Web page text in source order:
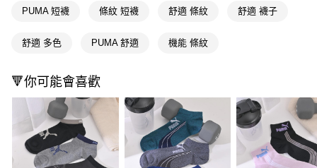
相關說明
便利好安心！
２．便利：只要手機號碼，簡訊認證，即可結帳。
３．安心：先確認商品／服務後，再付款。
【「AFTEE先享後付」結帳流程】
１．於結帳方式選擇「AFTEE先享後付」後，將跳轉至「AFTEE先享後付」
結帳頁面，進行簡訊認證並確認金額後，即可完成結帳。
２．訂單成立數日內，您將收到繳費通知簡訊。
３．收到繳費通知簡訊後14天內，點擊此簡訊中的連結，可透過四大超商／
全家取貨付款
每筆NT$65，滿NT$390(含以上)免運費
付款後全家取貨
每筆NT$65，滿NT$390(含以上)免運費
PUMA 短襪 條紋 短襪 舒適 條紋 舒適 襪子
舒適 多色 PUMA 舒適 機能 條紋
🔻你可能會喜歡